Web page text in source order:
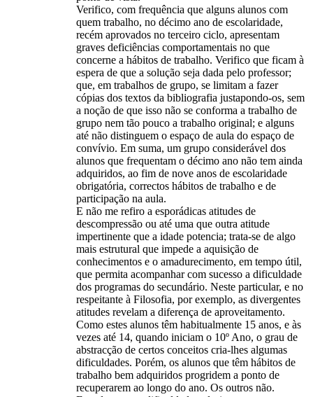
Verifico, com frequência que alguns alunos com
quem trabalho, no décimo ano de escolaridade,
recém aprovados no terceiro ciclo, apresentam
graves deficiências comportamentais no que
concerne a hábitos de trabalho. Verifico que ficam à
espera de que a solução seja dada pelo professor;
que, em trabalhos de grupo, se limitam a fazer
cópias dos textos da bibliografia justapondo-os, sem
a noção de que isso não se conforma a trabalho de
grupo nem tão pouco a trabalho original; e alguns
até não distinguem o espaço de aula do espaço de
convívio. Em suma, um grupo considerável dos
alunos que frequentam o décimo ano não tem ainda
adquiridos, ao fim de nove anos de escolaridade
obrigatória, correctos hábitos de trabalho e de
participação na aula.
E não me refiro a esporádicas atitudes de
descompressão ou até uma que outra atitude
impertinente que a idade potencia; trata-se de algo
mais estrutural que impede a aquisição de
conhecimentos e o amadurecimento, em tempo útil,
que permita acompanhar com sucesso a dificuldade
dos programas do secundário. Neste particular, e no
respeitante à Filosofia, por exemplo, as divergentes
atitudes revelam a diferença de aproveitamento.
Como estes alunos têm habitualmente 15 anos, e às
vezes até 14, quando iniciam o 10º Ano, o grau de
abstracção de certos conceitos cria-lhes algumas
dificuldades. Porém, os alunos que têm hábitos de
trabalho bem adquiridos progridem a ponto de
recuperarem ao longo do ano. Os outros não.